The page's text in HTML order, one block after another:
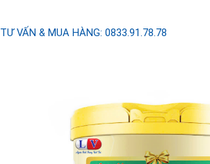
TƯ VẤN & MUA HÀNG: 0833.91.78.78